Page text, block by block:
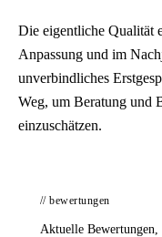
Die eigentliche Qualität
Anpassung und im
unverbindliches
Weg, um Beratung und
einzuschätzen.
// bewertungen
Aktuelle